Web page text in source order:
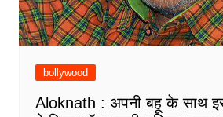
bollywood
Aloknath : अपनी बहू के साथ